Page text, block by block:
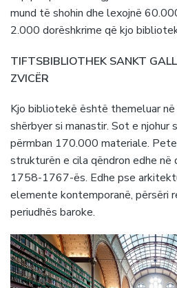
mund të shohin dhe lexojnë
2.000 dorëshkrime që kjo
TIFTSBIBLIOTHEK SANKT
ZVICËR
Kjo bibliotekë është themeluar
shërbyer si manastir. Sot e njohur
përmban 170.000 materiale.
strukturën e cila qëndron edhe
1758-1767-ës. Edhe pse
elemente kontemporanë, përsëri
periudhës baroke.